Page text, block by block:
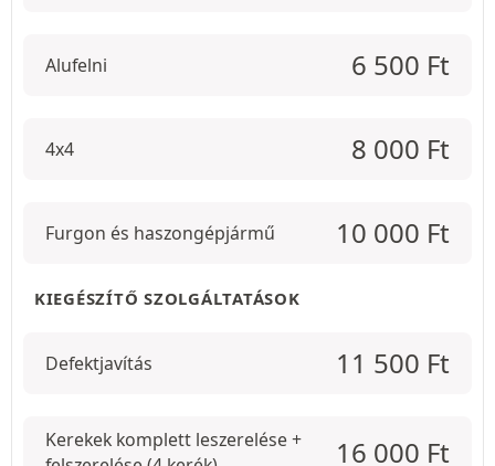
Alufelni 6 500 Ft
4x4 8 000 Ft
Furgon és haszongépjármű 10 000 Ft
KIEGÉSZÍTŐ SZOLGÁLTATÁSOK
Defektjavítás 11 500 Ft
Kerekek komplett leszerelése +
16 000 Ft